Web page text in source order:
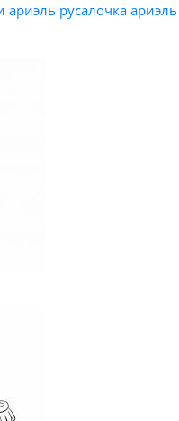
ариэль русалочка ариэль